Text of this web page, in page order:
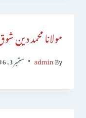
مولانا محمد دین
By
admin ستمبر 3, 2016